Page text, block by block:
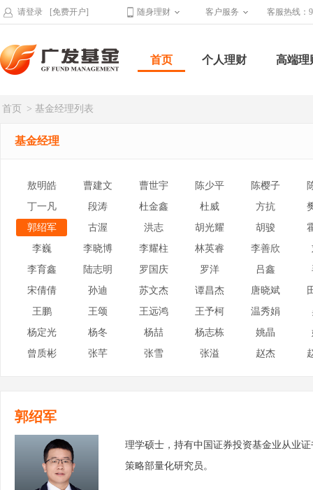
请登录 [免费开户] 随身理财 客户服务 客服热线：
首页 个人理财 高端理
首页 > 基金经理列表
基金经理
敖明皓 曹建文 曹世宇 陈少平 陈樱子
丁一凡
段涛 杜金鑫 杜威 方抗
郭绍军
古渥 洪志 胡光耀 胡骏
李巍
李晓博 李耀柱 林英睿 李善欣
李育鑫
陆志明 罗国庆 罗洋 吕鑫
宋倩倩
孙迪 苏文杰 谭昌杰 唐晓斌
王鹏
王颂 王远鸿 王予柯 温秀娟
杨定光
杨冬 杨喆 杨志栋 姚晶
曾质彬
张芊 张雪 张溢 赵杰
郭绍军
理学硕士，持有中国证券投资基金业从业
策略部量化研究员。